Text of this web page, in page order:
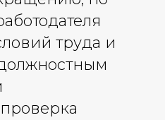
труда и